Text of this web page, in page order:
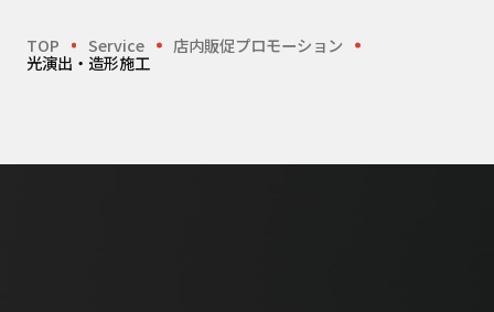
TOP Service 店内販促プロモーション
光演出・造形施工